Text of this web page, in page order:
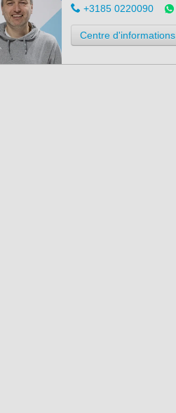
+3185 0220090
Centre d'informations